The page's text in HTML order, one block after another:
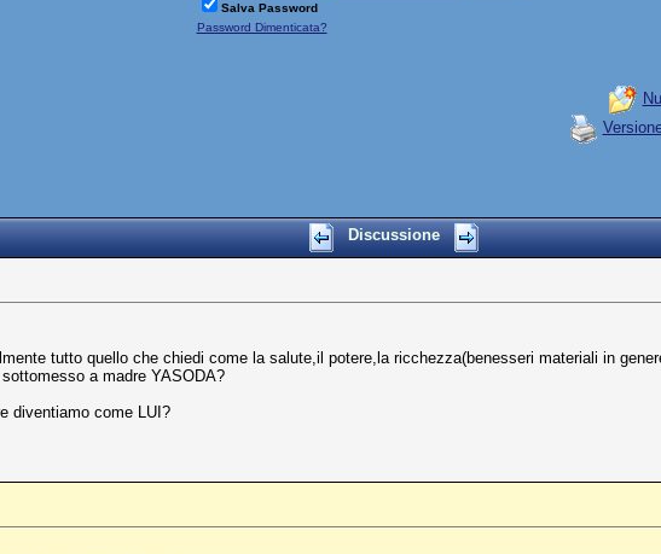
Salva Password
Password Dimenticata?
Discussione
tutto quello che chiedi come la salute,il potere,la ricchezza(benesseri materiali in
a madre YASODA?
diventiamo come LUI?